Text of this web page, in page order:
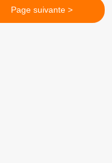
Page suivante >